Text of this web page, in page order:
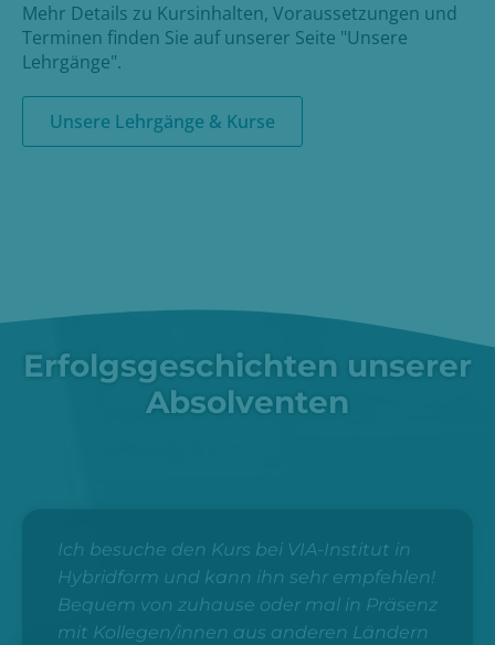
Mehr Details zu Kursinhalten, Voraussetzungen und
Terminen finden Sie auf unserer Seite "Unsere
Lehrgänge".
Unsere Lehrgänge & Kurse
Erfolgsgeschichten unserer
Absolventen
Ich besuche den Kurs bei VIA-Institut in
Hybridform und kann ihn sehr empfehlen!
Bequem von zuhause oder mal in Präsenz
mit Kollegen/innen aus anderen Ländern